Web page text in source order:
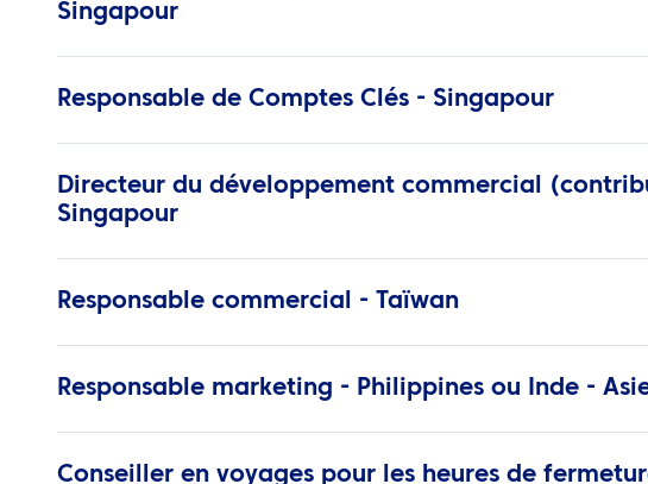
Singapour
Responsable de Comptes Clés - Singapour
Directeur du développement commercial
Singapour
Responsable commercial - Taïwan
Responsable marketing - Philippines ou Inde -
Conseiller en voyages pour les heures de